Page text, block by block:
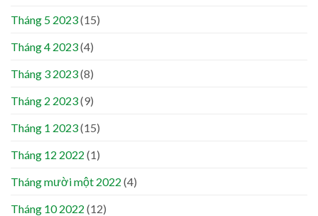
Tháng 5 2023(15)
Tháng 4 2023(4)
Tháng 3 2023(8)
Tháng 2 2023(9)
Tháng 1 2023(15)
Tháng 12 2022 (1)
Tháng mười một 2022 (4)
Tháng 10 2022 (12)